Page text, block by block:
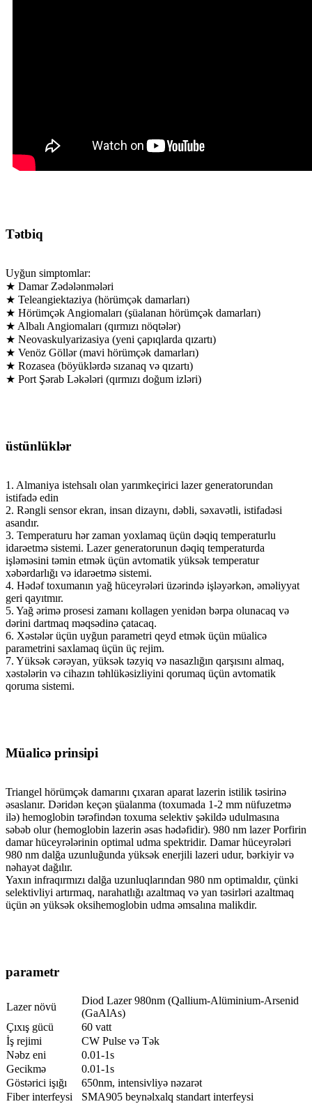
Tətbiq
Uyğun simptomlar:
★ Damar Zədələnmələri
★ Teleangiektaziya (hörümçək damarları)
★ Hörümçək Angiomaları (şüalanan hörümçək damarları)
★ Albalı Angiomaları (qırmızı nöqtələr)
★ Neovaskulyarizasiya (yeni çapıqlarda qızartı)
★ Venöz Göllər (mavi hörümçək damarları)
★ Rozasea (böyüklərdə sızanaq və qızartı)
★ Port Şərab Ləkələri (qırmızı doğum izləri)
üstünlüklər
1. Almaniya istehsalı olan yarımkeçirici lazer generatorundan
istifadə edin
2. Rəngli sensor ekran, insan dizaynı, dəbli, səxavətli, istifadəsi
asandır.
3. Temperaturu hər zaman yoxlamaq üçün dəqiq temperaturlu
idarəetmə sistemi. Lazer generatorunun dəqiq temperaturda
işləməsini təmin etmək üçün avtomatik yüksək temperatur
xəbərdarlığı və idarəetmə sistemi.
4. Hədəf toxumanın yağ hüceyrələri üzərində işləyərkən, əməliyyat
geri qayıtmır.
5. Yağ ərimə prosesi zamanı kollagen yenidən bərpa olunacaq və
dərini dartmaq məqsədinə çatacaq.
6. Xəstələr üçün uyğun parametri qeyd etmək üçün müalicə
parametrini saxlamaq üçün üç rejim.
7. Yüksək cərəyan, yüksək təzyiq və nasazlığın qarşısını almaq,
xəstələrin və cihazın təhlükəsizliyini qorumaq üçün avtomatik
qoruma sistemi.
Müalicə prinsipi
Triangel hörümçək damarını çıxaran aparat lazerin istilik təsirinə
əsaslanır. Dəridən keçən şüalanma (toxumada 1-2 mm nüfuzetmə
ilə) hemoglobin tərəfindən toxuma selektiv şəkildə udulmasına
səbəb olur (hemoglobin lazerin əsas hədəfidir). 980 nm lazer Porfirin
damar hüceyrələrinin optimal udma spektridir. Damar hüceyrələri
980 nm dalğa uzunluğunda yüksək enerjili lazeri udur, bərkiyir və
nəhayət dağılır.
Yaxın infraqırmızı dalğa uzunluqlarından 980 nm optimaldır, çünki
selektivliyi artırmaq, narahatlığı azaltmaq və yan təsirləri azaltmaq
üçün ən yüksək oksihemoglobin udma əmsalına malikdir.
parametr
Lazer növü
Diod Lazer 980nm (Qallium-Alüminium-Arsenid
(GaAlAs)
Çıxış gücü
60 vatt
İş rejimi
CW Pulse və Tək
Nəbz eni
0.01-1s
Gecikmə
0.01-1s
Göstərici işığı
650nm, intensivliyə nəzarət
Fiber interfeysi
SMA905 beynəlxalq standart interfeysi